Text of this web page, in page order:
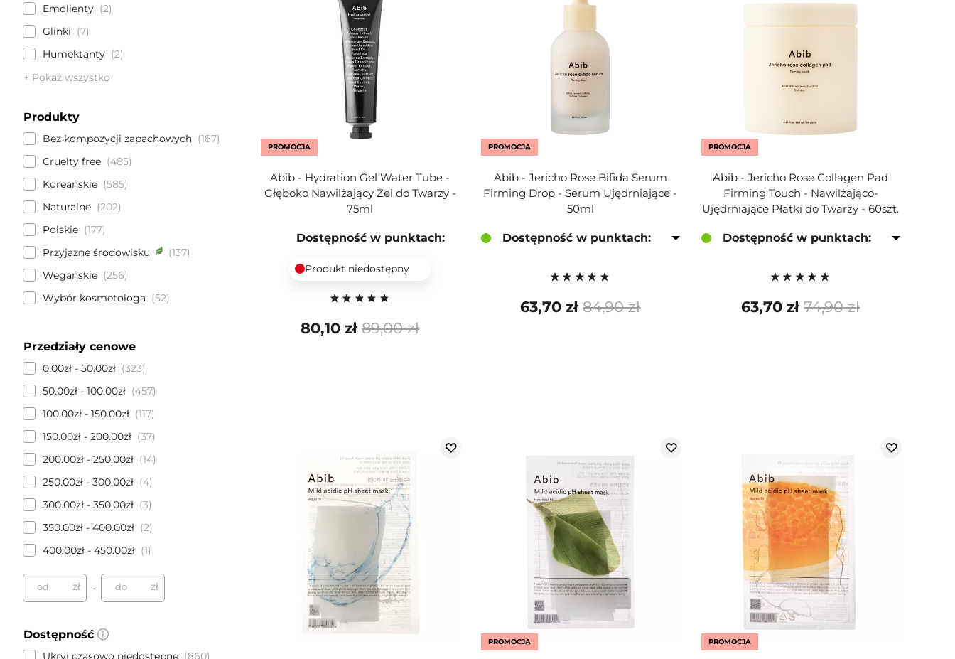
Emolienty
2
Glinki
7
Humektanty
2
+ Pokaż wszystko
Produkty
Bez kompozycji zapachowych
187
Cruelty free
485
Koreańskie
585
Naturalne
202
Polskie
177
Przyjazne środowisku
137
Wegańskie
256
Wybór kosmetologa
52
Przedziały cenowe
0.00zł - 50.00zł
323
50.00zł - 100.00zł
457
100.00zł - 150.00zł
117
150.00zł - 200.00zł
37
200.00zł - 250.00zł
14
250.00zł - 300.00zł
4
300.00zł - 350.00zł
3
350.00zł - 400.00zł
2
400.00zł - 450.00zł
1
od zł - do zł
Dostępność
Ukryj czasowo niedostępne 860
PROMOCJA
Abib - Hydration Gel Water Tube -
Głęboko Nawilżający Żel do Twarzy -
75ml
Dostępność w punktach:
Produkt niedostępny
89,00 zł
80,10 zł
PROMOCJA
Abib - Jericho Rose Bifida Serum
Firming Drop - Serum Ujędrniające -
50ml
Dostępność w punktach:
84,90 zł
63,70 zł
PROMOCJA
Abib - Jericho Rose Collagen Pad
Firming Touch - Nawilżająco-
Ujędrniające Płatki do Twarzy - 60szt.
Dostępność w punktach:
74,90 zł
63,70 zł
PROMOCJA PROMOCJA